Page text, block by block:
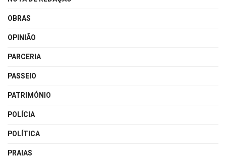
OBRAS
OPINIÃO
PARCERIA
PASSEIO
PATRIMÓNIO
POLÍCIA
POLÍTICA
PRAIAS